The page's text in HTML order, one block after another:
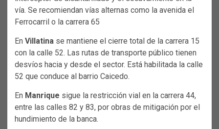
vía. Se recomiendan vías alternas como la avenida el
Ferrocarril o la carrera 65
En Villatina se mantiene el cierre total de la carrera 15
con la calle 52. Las rutas de transporte público tienen
desvíos hacia y desde el sector. Está habilitada la calle
52 que conduce al barrio Caicedo.
En Manrique sigue la restricción vial en la carrera 44,
entre las calles 82 y 83, por obras de mitigación por el
hundimiento de la banca.